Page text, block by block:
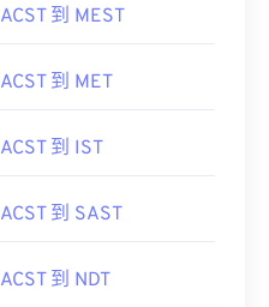
ACST 到 MEST
ACST 到 MET
ACST 到 IST
ACST 到 SAST
ACST 到 NDT